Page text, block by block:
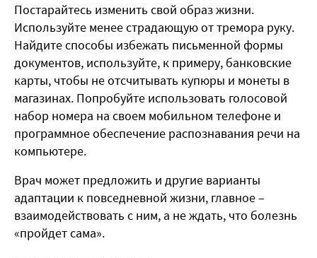
Постарайтесь изменить свой образ жизни.
Используйте менее страдающую от тремора руку.
Найдите способы избежать письменной формы
документов, используйте, к примеру, банковские
карты, чтобы не отсчитывать купюры и монеты в
магазинах. Попробуйте использовать голосовой
набор номера на своем мобильном телефоне и
программное обеспечение распознавания речи на
компьютере.
Врач может предложить и другие варианты
адаптации к повседневной жизни, главное –
взаимодействовать с ним, а не ждать, что болезнь
«пройдет сама».